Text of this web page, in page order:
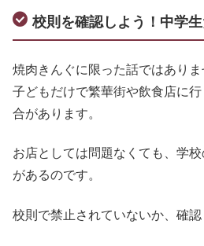
校則を確認しよう！中学
焼肉きんぐに限った話ではあり
子どもだけで繁華街や飲食店に
合があります。
お店としては問題なくても、学
があるのです。
校則で禁止されていないか、確認